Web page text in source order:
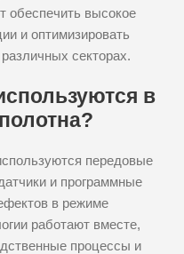
обеспечить высокое
и оптимизировать
секторах.
в
передовые
и программные
в режиме
работают вместе,
процессы и